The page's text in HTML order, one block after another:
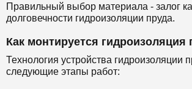
Правильный выбор материала - залог
долговечности гидроизоляции пруда.
Как монтируется гидроизоляция
Технология устройства гидроизоляции
следующие этапы работ: